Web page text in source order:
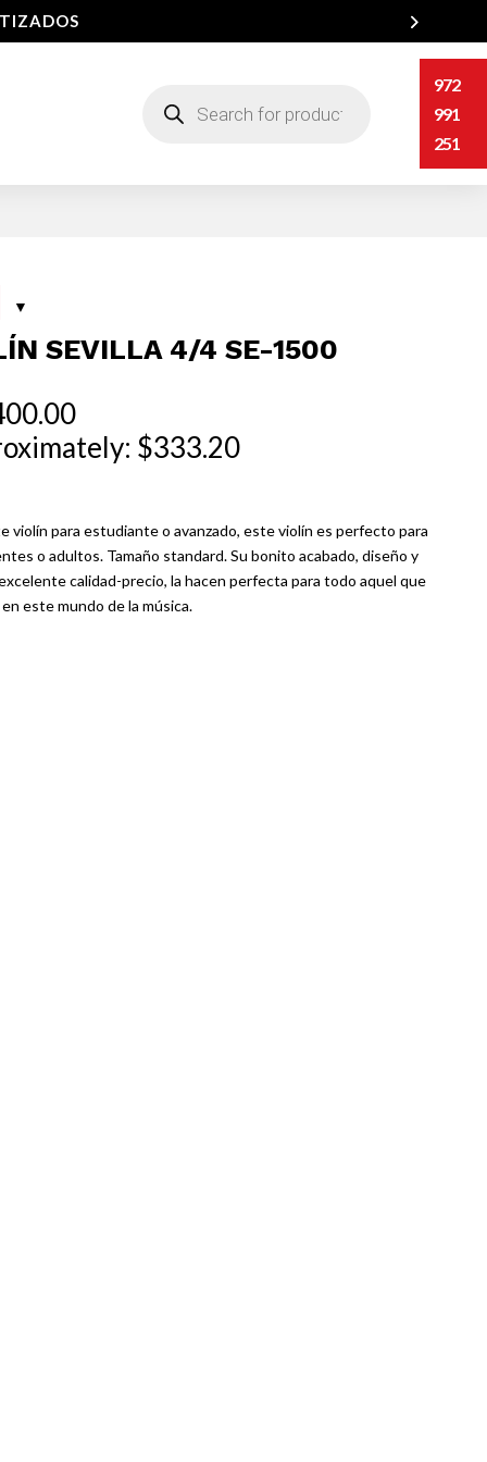
productos
972
991
251
SEVILLA 4/4 SE-1500
$333.20
violín para estudiante o avanzado, este violín es perfecto para
o adultos. Tamaño standard. Su bonito acabado, diseño y
calidad-precio, la hacen perfecta para todo aquel que
este mundo de la música.